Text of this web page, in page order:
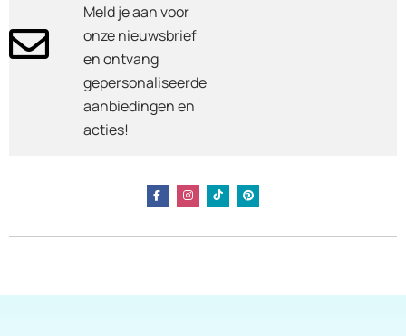
Meld je aan voor
onze nieuwsbrief
en ontvang
gepersonaliseerde
aanbiedingen en
acties!